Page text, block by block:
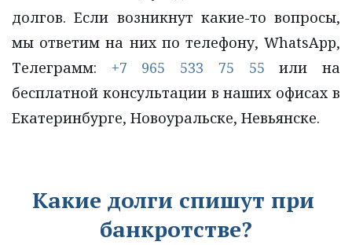
долгов. Если возникнут какие-то вопросы,
мы ответим на них по телефону, WhatsApp,
Телеграмм: +7 965 533 75 55 или на
бесплатной консультации в наших офисах в
Екатеринбурге, Новоуральске, Невьянске.
Какие долги спишут при
банкротстве?